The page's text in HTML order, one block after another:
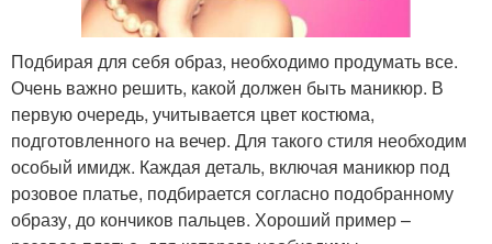
Подбирая для себя образ, необходимо продумать все.
Очень важно решить, какой должен быть маникюр. В
первую очередь, учитывается цвет костюма,
подготовленного на вечер. Для такого стиля необходим
особый имидж. Каждая деталь, включая маникюр под
розовое платье, подбирается согласно подобранному
образу, до кончиков пальцев. Хороший пример –